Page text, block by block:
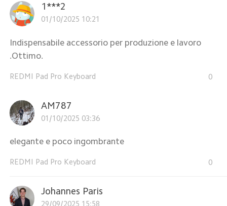
1***2
01/10/2025 10:21
Indispensabile accessorio per produzione e lavoro
.Ottimo.
REDMI Pad Pro Keyboard 0
AM787
01/10/2025 03:36
elegante e poco ingombrante
REDMI Pad Pro Keyboard 0
Johannes Paris
29/09/2025 15:58